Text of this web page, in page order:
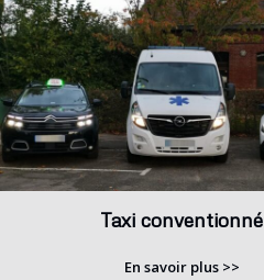
Taxi conventionné
En savoir plus >>